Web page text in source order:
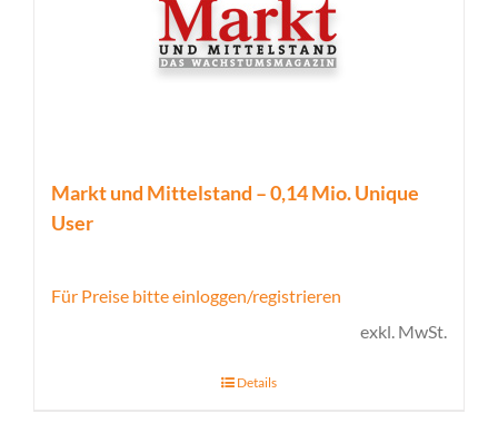
Markt und Mittelstand – 0,14 Mio. Unique
User
Für Preise bitte einloggen/registrieren
exkl. MwSt.
Details